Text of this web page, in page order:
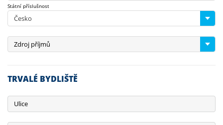
Státní příslušnost
Česko
Zdroj příjmů
TRVALÉ BYDLIŠTĚ
Ulice